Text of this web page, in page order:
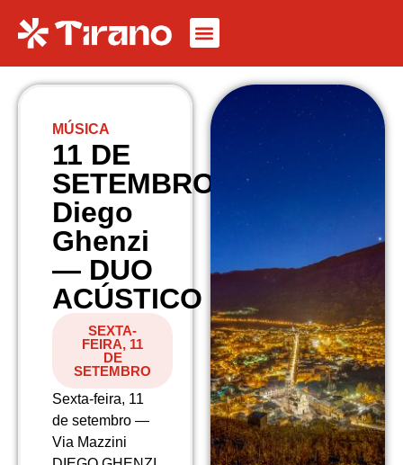
MÚSICA
11 DE
SETEMBRO
Diego
Ghenzi
— DUO
ACÚSTICO
SEXTA-
FEIRA, 11
DE
SETEMBRO
Sexta-feira, 11
de setembro —
Via Mazzini